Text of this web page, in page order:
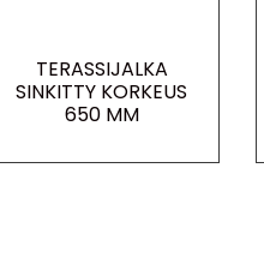
TERASSIJALKA
SINKITTY KORKEUS
650 MM